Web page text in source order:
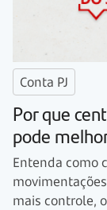
Conta PJ
Por que
pode
Entenda como
mais controle,